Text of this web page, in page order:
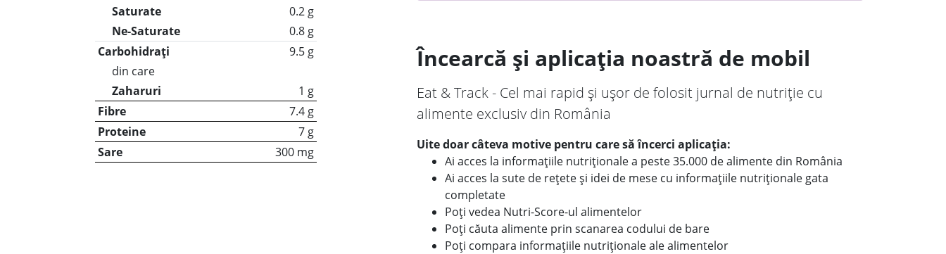
Saturate
0.2 g
Ne-Saturate
0.8 g
Carbohidrați
9.5 g
din care
Zaharuri
1 g
Fibre
7.4 g
Proteine
7 g
Sare
300 mg
Încearcă și aplicația noastră de mobil
Eat & Track - Cel mai rapid și ușor de folosit jurnal de nutriție cu
alimente exclusiv din România
Uite doar câteva motive pentru care să încerci aplicația:
Ai acces la informațiile nutriționale a peste 35.000 de alimente din România
Ai acces la sute de rețete și idei de mese cu informațiile nutriționale gata
completate
Poți vedea Nutri-Score-ul alimentelor
Poți căuta alimente prin scanarea codului de bare
Poți compara informațiile nutriționale ale alimentelor